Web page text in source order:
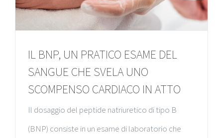
IL BNP, UN PRATICO ESAME DEL
SANGUE CHE SVELA UNO
SCOMPENSO CARDIACO IN ATTO
Il dosaggio del peptide natriuretico di tipo B
(BNP) consiste in un esame di laboratorio che